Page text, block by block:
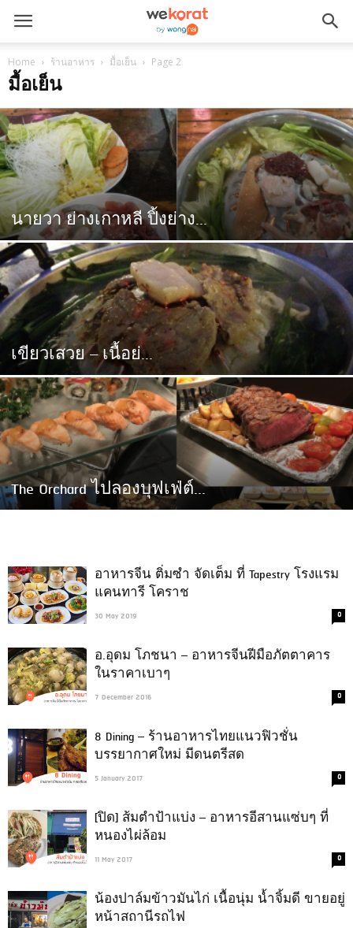
Home ร้านอาหาร มื้อเย็น Page 2
มื้อเย็น
นายวา ย่างเกาหลี ปิ้งย่าง...
เขียวเสวย – เนื้อย่...
The Orchard ไปลองบุฟเฟ่ต์...
อาหารจีน ติ่มซำ จัดเต็ม ที่ Tapestry โรงแรม
แคนทารี โคราช
30 May 2019 0
อ.อุดม โภชนา – อาหารจีนฝีมือภัตตาคาร
ในราคาเบาๆ
7 December 2016 0
8 Dining – ร้านอาหารไทยแนวฟิวชั่น
บรรยากาศใหม่ มีดนตรีสด
5 January 2017 0
[ปิด] ส้มตำป้าแบ่ง – อาหารอีสานแซ่บๆ ที่
หนองไผ่ล้อม
11 May 2017 0
น้องปาล์มข้าวมันไก่ เนื้อนุ่ม น้ำจิ้มดี ขายอยู่
หน้าสถานีรถไฟ